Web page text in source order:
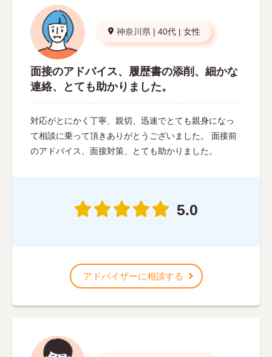
神奈川県 | 40代 | 女性
面接のアドバイス、履歴書の添削、細かな
連絡、とても助かりました。
対応がとにかく丁寧、親切、迅速でとても親身になっ
て相談に乗って頂きありがとうございました。 面接前
のアドバイス、面接対策、とても助かりました。
5.0
アドバイザーに相談する